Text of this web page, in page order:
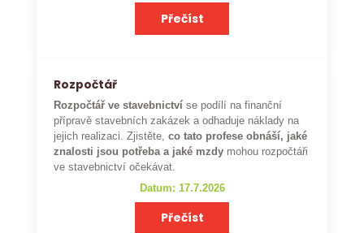
Přečíst
Rozpočtář
Rozpočtář ve stavebnictví se podílí na finanční
přípravě stavebních zakázek a odhaduje náklady na
jejich realizaci. Zjistěte,co tato profese obnáší, jaké
znalosti jsou potřeba a jaké mzdy mohou rozpočtáři
ve stavebnictví očekávat.
Datum: 17.7.2026
Přečíst